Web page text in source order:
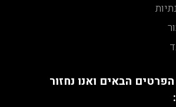
הבאים ואנו נחזור